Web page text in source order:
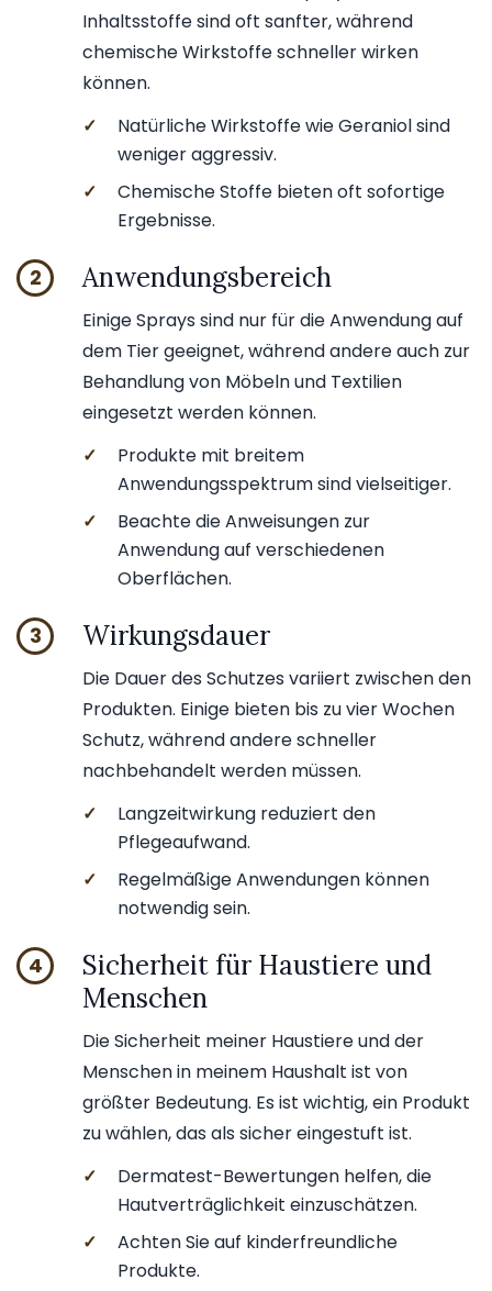
Inhaltsstoffe sind oft sanfter, während
chemische Wirkstoffe schneller wirken
können.
✓
Natürliche Wirkstoffe wie Geraniol sind
weniger aggressiv.
✓
Chemische Stoffe bieten oft sofortige
Ergebnisse.
2 Anwendungsbereich
Einige Sprays sind nur für die Anwendung auf
dem Tier geeignet, während andere auch zur
Behandlung von Möbeln und Textilien
eingesetzt werden können.
✓
Produkte mit breitem
Anwendungsspektrum sind vielseitiger.
✓
Beachte die Anweisungen zur
Anwendung auf verschiedenen
Oberflächen.
3 Wirkungsdauer
Die Dauer des Schutzes variiert zwischen den
Produkten. Einige bieten bis zu vier Wochen
Schutz, während andere schneller
nachbehandelt werden müssen.
✓
Langzeitwirkung reduziert den
Pflegeaufwand.
✓
Regelmäßige Anwendungen können
notwendig sein.
4
Sicherheit für Haustiere und
Menschen
Die Sicherheit meiner Haustiere und der
Menschen in meinem Haushalt ist von
größter Bedeutung. Es ist wichtig, ein Produkt
zu wählen, das als sicher eingestuft ist.
✓
Dermatest-Bewertungen helfen, die
Hautverträglichkeit einzuschätzen.
✓
Achten Sie auf kinderfreundliche
Produkte.